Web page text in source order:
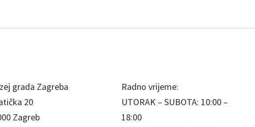
grada Zagreba
20
Zagreb
Radno vrijeme:
UTORAK – SUBOTA: 10:00 –
18:00